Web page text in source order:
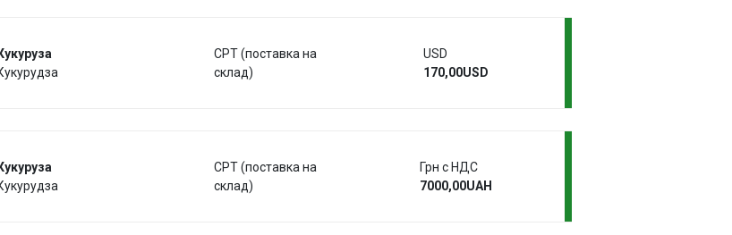
CPT (поставка на
склад)
USD
170,00USD
CPT (поставка на
склад)
Грн с НДС
7000,00UAH